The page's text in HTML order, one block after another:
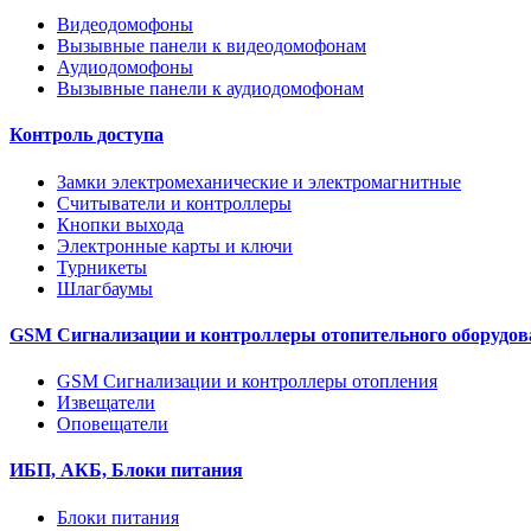
Видеодомофоны
Вызывные панели к видеодомофонам
Аудиодомофоны
Вызывные панели к аудиодомофонам
Контроль доступа
Замки электромеханические и электромагнитные
Считыватели и контроллеры
Кнопки выхода
Электронные карты и ключи
Турникеты
Шлагбаумы
GSM Сигнализации и контроллеры отопительного
GSM Сигнализации и контроллеры отопления
Извещатели
Оповещатели
ИБП, АКБ, Блоки питания
Блоки питания